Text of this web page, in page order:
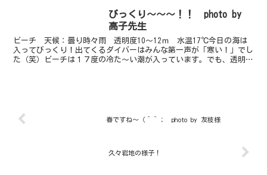
がウォンテッド！周りを探したけど見つ
からず・・・今日はサラサ...
びっくり～～～！！ photo by
高子先生
ビーチ 天候：曇り時々雨 透明度10～12ｍ 水温17℃今日の海は
入ってびっくり！出てくるダイバーはみんな第一声が「寒い！」でし
た（笑）ビーチは１７度の冷た～い潮が入っています。でも、透明度
春ですね～（＾＾； photo by 友枝様
久々岩地の様子！